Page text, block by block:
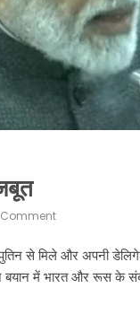
पुतिन से मिले और अपनी
बयान में भारत और रूस के